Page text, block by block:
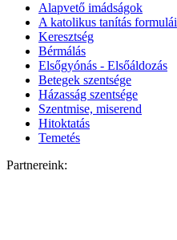
Alapvető imádságok
A katolikus tanítás formulái
Keresztség
Bérmálás
Elsőgyónás - Elsőáldozás
Betegek szentsége
Házasság szentsége
Szentmise, miserend
Hitoktatás
Temetés
Partnereink: